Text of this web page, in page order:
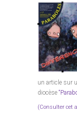
un article sur
diocèse
(Consulter cet